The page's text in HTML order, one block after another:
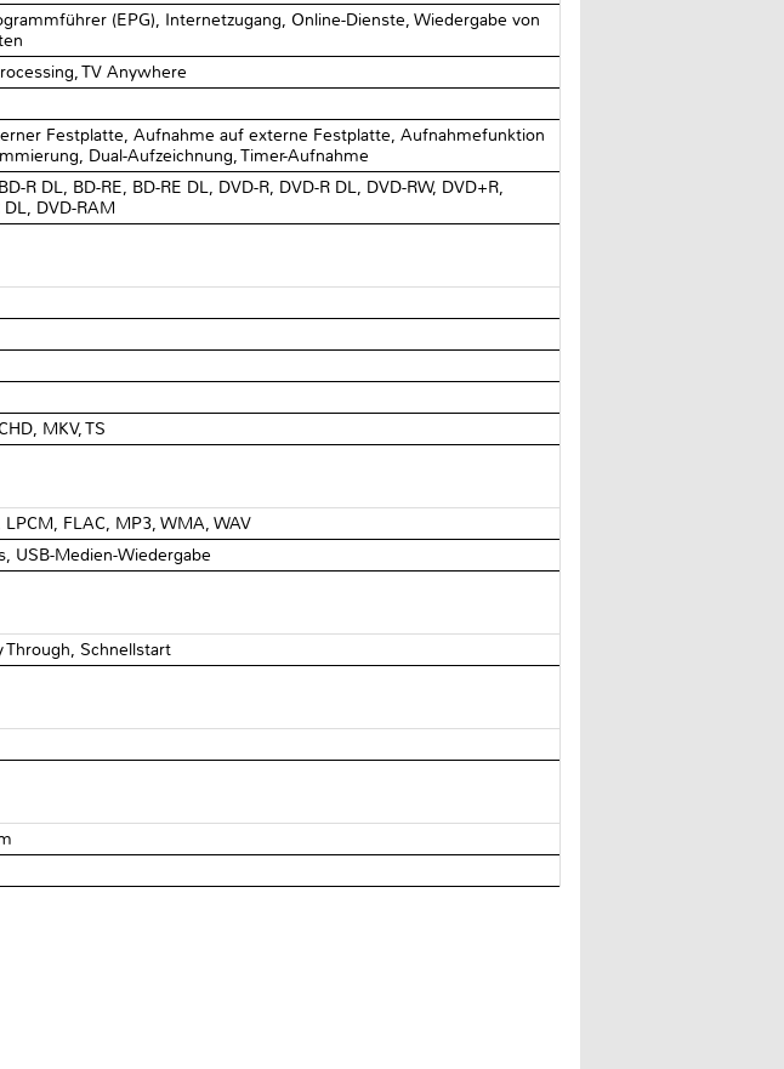
(EPG), Internetzugang, Online-Dienste, Wiedergabe von
TV Anywhere
Festplatte, Aufnahme auf externe Festplatte, Aufnahmefunktion
Dual-Aufzeichnung, Timer-Aufnahme
R DL, BD-RE, BD-RE DL, DVD-R, DVD-R DL, DVD-RW, DVD+R,
DL, DVD-RAM
MKV, TS
FLAC, MP3, WMA, WAV
USB-Medien-Wiedergabe
Through, Schnellstart